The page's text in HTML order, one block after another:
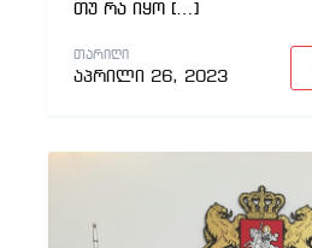
თუ რა იყო […]
ᲗᲐᲠᲘᲦᲘ
აპრილი 26, 2023